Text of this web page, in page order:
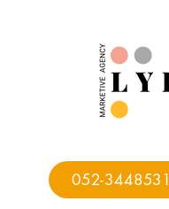
052-3448531